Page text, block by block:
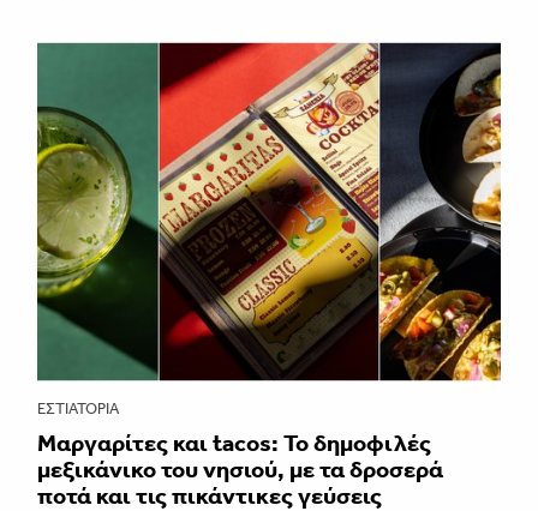
ΕΣΤΙΑΤΌΡΙΑ
Μαργαρίτες και tacos: Το δημοφιλές
μεξικάνικο του νησιού, με τα δροσερά
ποτά και τις πικάντικες γεύσεις